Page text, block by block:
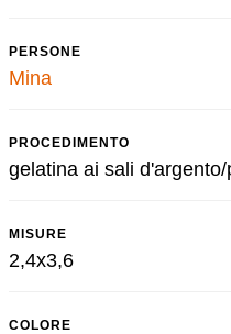
PERSONE
Mina
PROCEDIMENTO
gelatina ai sali
MISURE
2,4x3,6
COLORE